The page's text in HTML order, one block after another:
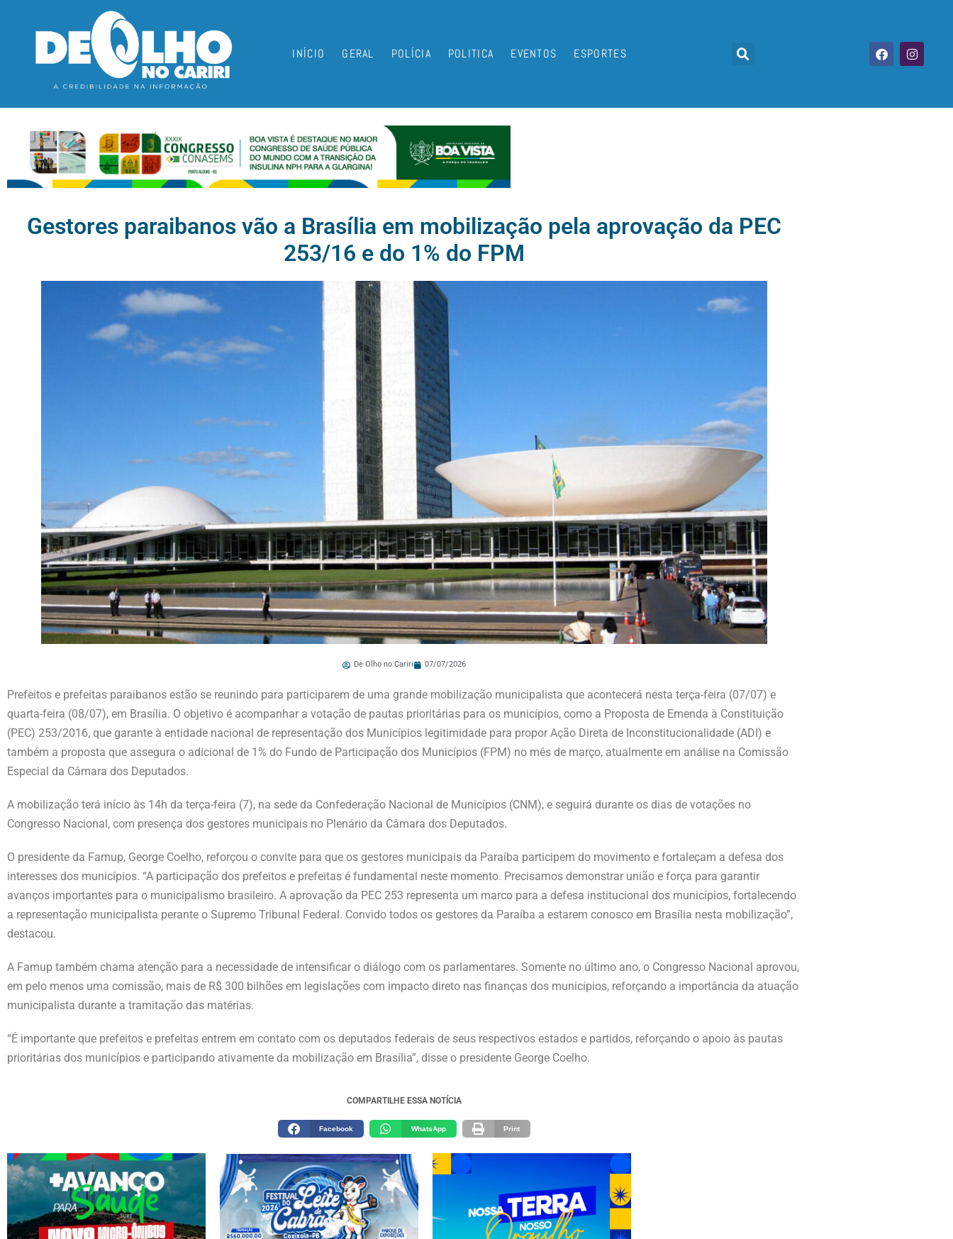
INÍCIO GERAL POLÍCIA POLITICA EVENTOS ESPORTES
Gestores paraibanos vão a Brasília em mobilização pela aprovação da PEC
253/16 e do 1% do FPM
De Olho no Cariri 07/07/2026
Prefeitos e prefeitas paraibanos estão se reunindo para participarem de uma grande mobilização municipalista que acontecerá nesta terça-feira (07/07) e
quarta-feira (08/07), em Brasília. O objetivo é acompanhar a votação de pautas prioritárias para os municípios, como a Proposta de Emenda à Constituição
(PEC) 253/2016, que garante à entidade nacional de representação dos Municípios legitimidade para propor Ação Direta de Inconstitucionalidade (ADI) e
também a proposta que assegura o adicional de 1% do Fundo de Participação dos Municípios (FPM) no mês de março, atualmente em análise na Comissão
Especial da Câmara dos Deputados.
A mobilização terá início às 14h da terça-feira (7), na sede da Confederação Nacional de Municípios (CNM), e seguirá durante os dias de votações no
Congresso Nacional, com presença dos gestores municipais no Plenário da Câmara dos Deputados.
O presidente da Famup, George Coelho, reforçou o convite para que os gestores municipais da Paraíba participem do movimento e fortaleçam a defesa dos
interesses dos municípios. “A participação dos prefeitos e prefeitas é fundamental neste momento. Precisamos demonstrar união e força para garantir
avanços importantes para o municipalismo brasileiro. A aprovação da PEC 253 representa um marco para a defesa institucional dos municípios, fortalecendo
a representação municipalista perante o Supremo Tribunal Federal. Convido todos os gestores da Paraíba a estarem conosco em Brasília nesta mobilização”,
destacou.
A Famup também chama atenção para a necessidade de intensificar o diálogo com os parlamentares. Somente no último ano, o Congresso Nacional aprovou,
em pelo menos uma comissão, mais de R$ 300 bilhões em legislações com impacto direto nas finanças dos municípios, reforçando a importância da atuação
municipalista durante a tramitação das matérias.
“É importante que prefeitos e prefeitas entrem em contato com os deputados federais de seus respectivos estados e partidos, reforçando o apoio às pautas
prioritárias dos municípios e participando ativamente da mobilização em Brasília”, disse o presidente George Coelho.
COMPARTILHE ESSA NOTÍCIA
Facebook WhatsApp Print